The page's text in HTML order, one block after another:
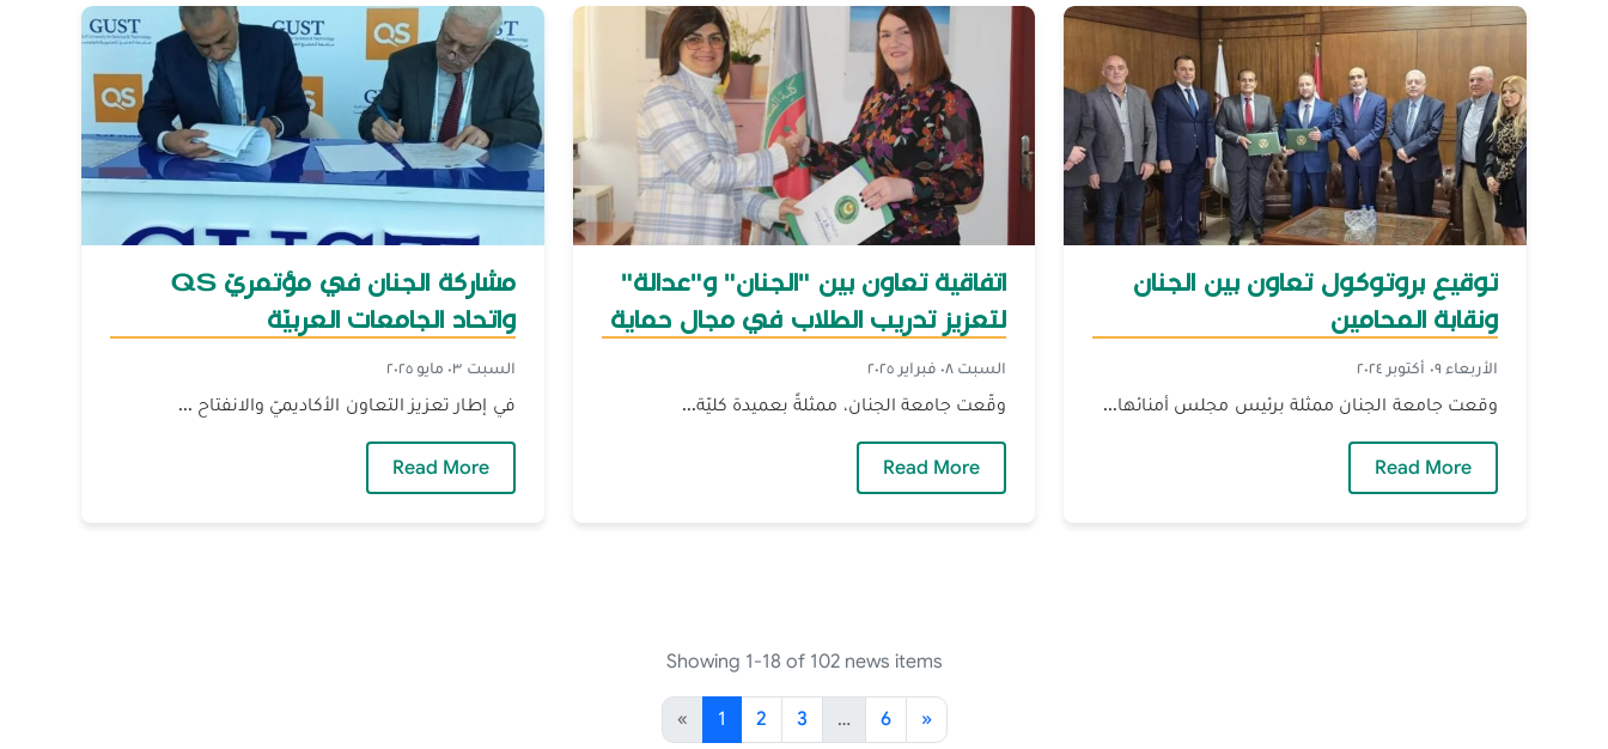
مشاركة الجنان في مؤتمريّ QS
واتحاد الجامعات العربيّة
السبت ٠٣ مايو ٢٠٢٥
في إطار تعزيز التعاون الأكاديميّ والانفتاح ...
Read More
اتفاقية تعاون بين "الجنان" و"عدالة"
لتعزيز تدريب الطلاب في مجال حماية
الأحداث
السبت ٠٨ فبراير ٢٠٢٥
وقّعت جامعة الجنان، ممثلةً بعميدة كليّة...
Read More— اتفاقية تعاون بين "الجنان" و"عدالة" لتعزيز تدريب الطلاب في مجال حماية الأحداث
توقيع بروتوكول تعاون بين الجنان
ونقابة المحامين
الأربعاء ٠٩ أكتوبر ٢٠٢٤
وقعت جامعة الجنان ممثلة برئيس مجلس أمنائها...
Read More — توقيع بروتوكول تعاون بين الجنان ونقابة المحامين
Showing 1-18 of 102 news items
« 1 2 3 … 6 »